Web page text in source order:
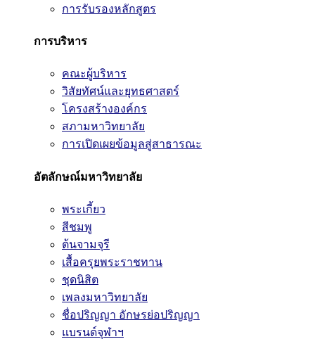
การรับรองหลักสูตร
การบริหาร
คณะผู้บริหาร
วิสัยทัศน์และยุทธศาสตร์
โครงสร้างองค์กร
สภามหาวิทยาลัย
การเปิดเผยข้อมูลสู่สาธารณะ
อัตลักษณ์มหาวิทยาลัย
พระเกี้ยว
สีชมพู
ต้นจามจุรี
เสื้อครุยพระราชทาน
ชุดนิสิต
เพลงมหาวิทยาลัย
ชื่อปริญญา อักษรย่อปริญญา
แบรนด์จุฬาฯ